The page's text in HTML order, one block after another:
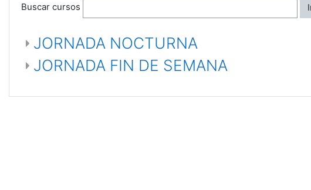
Buscar cursos
JORNADA NOCTURNA
JORNADA FIN DE SEMANA